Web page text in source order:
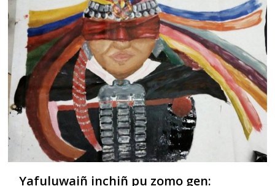
Yafuluwaiñ inchiñ pu zomo gen: